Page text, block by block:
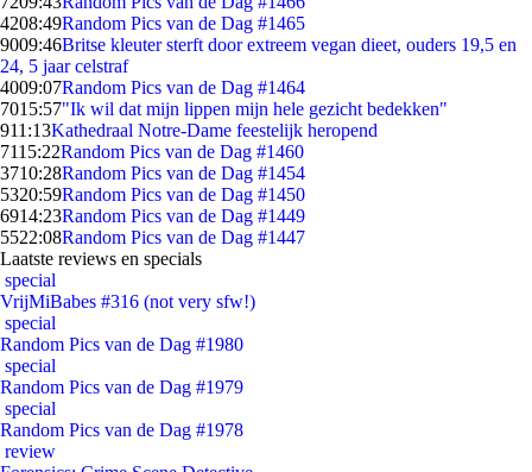
4208:49Random Pics van de Dag #1465
9009:46Britse kleuter sterft door extreem vegan dieet, ouders 19,5 en
24, 5 jaar celstraf
4009:07Random Pics van de Dag #1464
7015:57"Ik wil dat mijn lippen mijn hele gezicht bedekken"
911:13Kathedraal Notre-Dame feestelijk heropend
7115:22Random Pics van de Dag #1460
3710:28Random Pics van de Dag #1454
5320:59Random Pics van de Dag #1450
6914:23Random Pics van de Dag #1449
5522:08Random Pics van de Dag #1447
Laatste reviews en specials
special
VrijMiBabes #316 (not very sfw!)
special
Random Pics van de Dag #1980
special
Random Pics van de Dag #1979
special
Random Pics van de Dag #1978
review